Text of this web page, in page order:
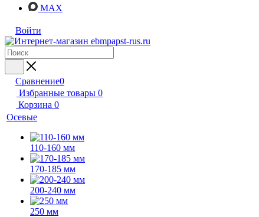
MAX
Войти
Сравнение0
Избранные товары 0
Корзина 0
Осевые
110-160 мм
170-185 мм
200-240 мм
250 мм